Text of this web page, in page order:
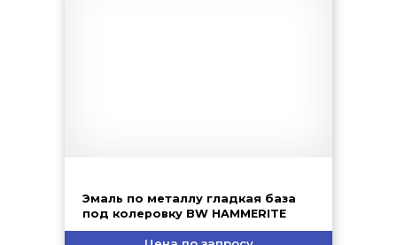
Эмаль по металлу гладкая база
под колеровку BW HAMMERITE